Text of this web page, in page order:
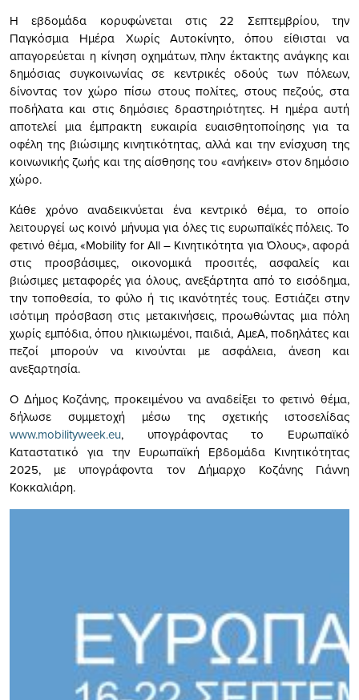
Η εβδομάδα κορυφώνεται στις 22 Σεπτεμβρίου, την
Παγκόσμια Ημέρα Χωρίς Αυτοκίνητο, όπου είθισται να
απαγορεύεται η κίνηση οχημάτων, πλην έκτακτης ανάγκης και
δημόσιας συγκοινωνίας σε κεντρικές οδούς των πόλεων,
δίνοντας τον χώρο πίσω στους πολίτες, στους πεζούς, στα
ποδήλατα και στις δημόσιες δραστηριότητες. Η ημέρα αυτή
αποτελεί μια έμπρακτη ευκαιρία ευαισθητοποίησης για τα
οφέλη της βιώσιμης κινητικότητας, αλλά και την ενίσχυση της
κοινωνικής ζωής και της αίσθησης του «ανήκειν» στον δημόσιο
χώρο.
Κάθε χρόνο αναδεικνύεται ένα κεντρικό θέμα, το οποίο
λειτουργεί ως κοινό μήνυμα για όλες τις ευρωπαϊκές πόλεις. Το
φετινό θέμα, «Mobility for All – Κινητικότητα για Όλους», αφορά
στις προσβάσιμες, οικονομικά προσιτές, ασφαλείς και
βιώσιμες μεταφορές για όλους, ανεξάρτητα από το εισόδημα,
την τοποθεσία, το φύλο ή τις ικανότητές τους. Εστιάζει στην
ισότιμη πρόσβαση στις μετακινήσεις, προωθώντας μια πόλη
χωρίς εμπόδια, όπου ηλικιωμένοι, παιδιά, ΑμεΑ, ποδηλάτες και
πεζοί μπορούν να κινούνται με ασφάλεια, άνεση και
ανεξαρτησία.
Ο Δήμος Κοζάνης, προκειμένου να αναδείξει το φετινό θέμα,
δήλωσε συμμετοχή μέσω της σχετικής ιστοσελίδας
www.mobilityweek.eu, υπογράφοντας το Ευρωπαϊκό
Καταστατικό για την Ευρωπαϊκή Εβδομάδα Κινητικότητας
2025, με υπογράφοντα τον Δήμαρχο Κοζάνης Γιάννη
Κοκκαλιάρη.